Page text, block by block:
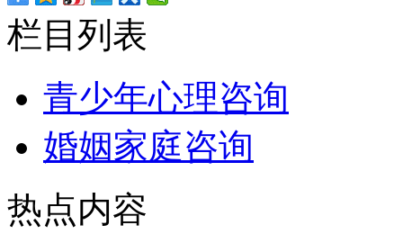
栏目列表
青少年心理咨询
婚姻家庭咨询
热点内容